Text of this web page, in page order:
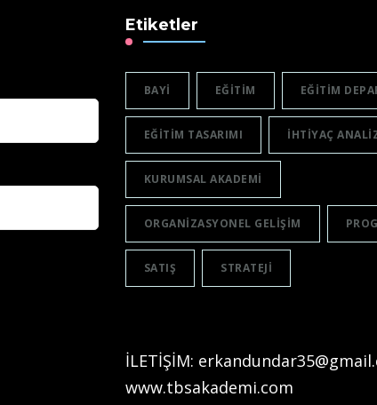
Etiketler
BAYI EĞITIM EĞITIM
EĞITIM TASARIMI IHTIYAÇ
KURUMSAL AKADEMI
ORGANIZASYONEL GELIŞIM
SATIŞ STRATEJI
İLETİŞİM:
www.tbsakademi.com